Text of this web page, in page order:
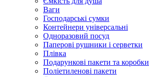
Ваги
Господарські сумки
Контейнери універсальні
Одноразовий посуд
Паперові рушники і серветки
Плівка
Подарункові пакети та коробки
Поліетиленові пакети